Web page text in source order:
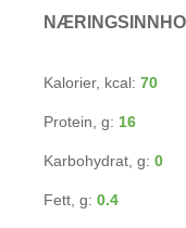
Kalorier, kcal: 70
Protein, g: 16
Karbohydrat, g: 0
Fett, g: 0.4